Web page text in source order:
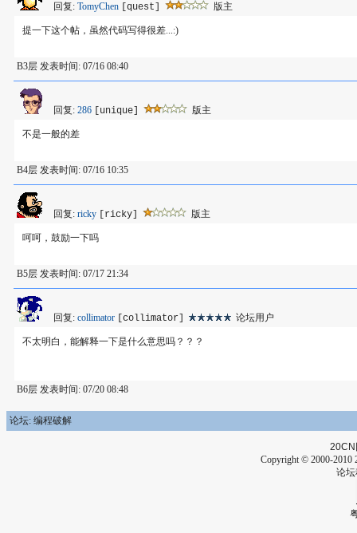
回复: TomyChen [quest] 版主
提一下这个帖，虽然代码写得很差...:)
B3层 发表时间: 07/16 08:40
回复: 286 [unique] 版主
不是一般的差
B4层 发表时间: 07/16 10:35
回复: ricky [ricky] 版主
呵呵，鼓励一下吗
B5层 发表时间: 07/17 21:34
回复: collimator [collimator] 论坛用户
不太明白，能解释一下是什么意思吗？？？
B6层 发表时间: 07/20 08:48
论坛: 编程破解
20CN
Copyright © 2000-2010
论